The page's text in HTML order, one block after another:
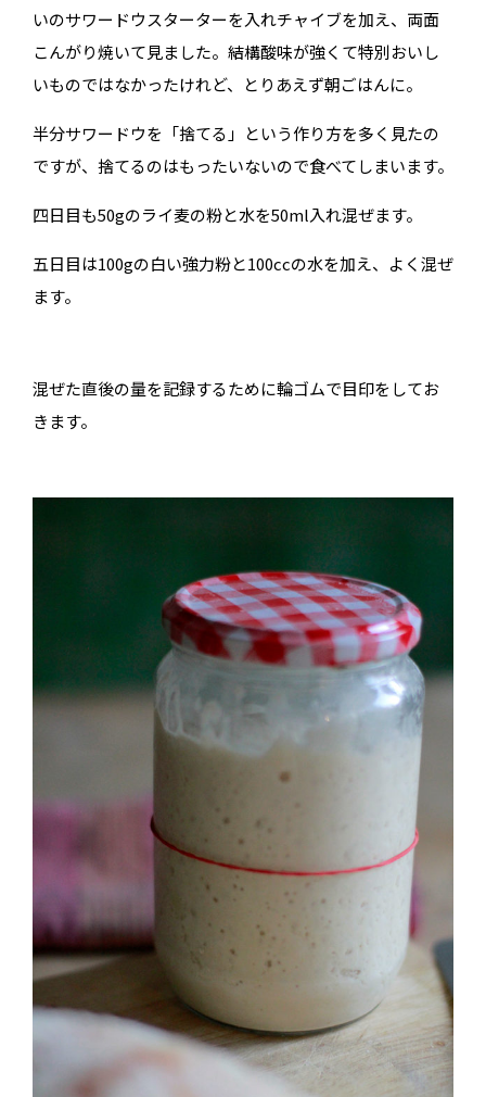
いのサワードウスターターを入れチャイブを加え、両面
こんがり焼いて見ました。結構酸味が強くて特別おいし
いものではなかったけれど、とりあえず朝ごはんに。
半分サワードウを「捨てる」という作り方を多く見たの
ですが、捨てるのはもったいないので食べてしまいます。
四日目も50gのライ麦の粉と水を50ml入れ混ぜます。
五日目は100gの白い強力粉と100ccの水を加え、よく混ぜ
ます。
混ぜた直後の量を記録するために輪ゴムで目印をしてお
きます。